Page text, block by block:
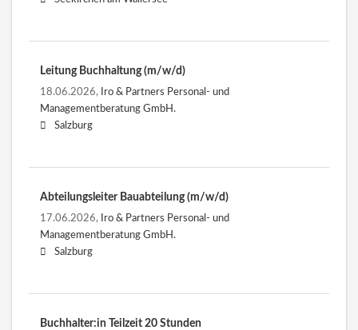
Leitung Buchhaltung (m/w/d)
18.06.2026,
Iro & Partners Personal- und
Managementberatung GmbH.
Salzburg
Abteilungsleiter Bauabteilung (m/w/d)
17.06.2026,
Iro & Partners Personal- und
Managementberatung GmbH.
Salzburg
Buchhalter:in Teilzeit 20 Stunden